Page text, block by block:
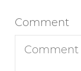
Comment